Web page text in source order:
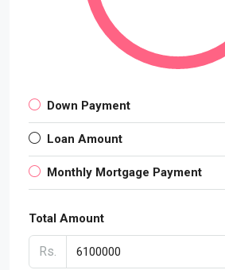
Down Payment
Loan Amount
Monthly Mortgage Payment
Total Amount
Rs.